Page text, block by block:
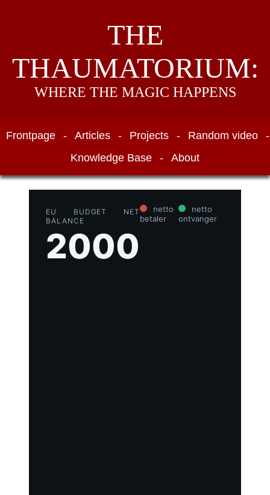
THE
THAUMATORIUM:
WHERE THE MAGIC HAPPENS
Frontpage - Articles - Projects - Random video
-
Knowledge Base
- About
EU BUDGET NET
BALANCE
2000
netto
betaler
netto
ontvanger